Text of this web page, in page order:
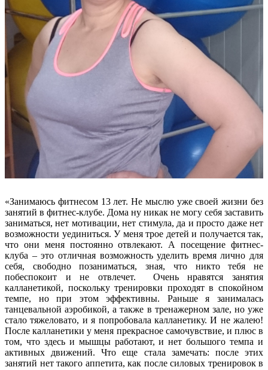
«Занимаюсь фитнесом 13 лет. Не мыслю уже своей жизни без
занятий в фитнес-клубе. Дома ну никак не могу себя заставить
заниматься, нет мотивации, нет стимула, да и просто даже нет
возможности уединиться. У меня трое детей и получается так,
что они меня постоянно отвлекают. А посещение фитнес-
клуба – это отличная возможность уделить время лично для
себя, свободно позаниматься, зная, что никто тебя не
побеспокоит и не отвлечет. Очень нравятся занятия
калланетикой, поскольку тренировки проходят в спокойном
темпе, но при этом эффективны. Раньше я занималась
танцевальной аэробикой, а также в тренажерном зале, но уже
стало тяжеловато, и я попробовала калланетику. И не жалею!
После калланетики у меня прекрасное самочувствие, и плюс в
том, что здесь и мышцы работают, и нет большого темпа и
активных движений. Что еще стала замечать: после этих
занятий нет такого аппетита, как после силовых тренировок в